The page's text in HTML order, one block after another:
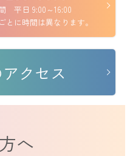
平日 9:00～16:00
とに時間は異なります。
クセス
へ